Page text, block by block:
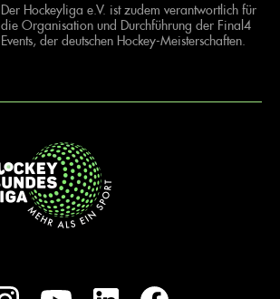
Der Hockeyliga e.V. ist zudem verantwortlich für
die Organisation und Durchführung der Final4
Events, der deutschen Hockey-Meisterschaften.